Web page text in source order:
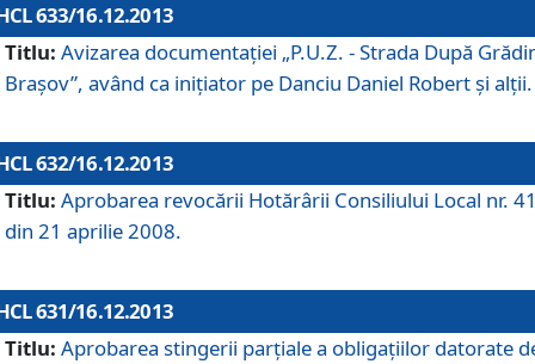
633/16.12.2013
Titlu: Avizarea documentaţiei „P.U.Z. - Strada După
Braşov”, având ca iniţiator pe Danciu Daniel Robert şi alţii.
632/16.12.2013
Titlu: Aprobarea revocării Hotărârii Consiliului Local nr.
din 21 aprilie 2008.
631/16.12.2013
Titlu: Aprobarea stingerii parţiale a obligaţiilor datorate